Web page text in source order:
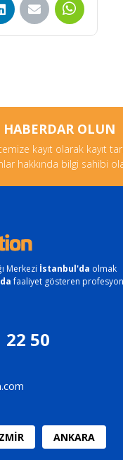
OLUN
kayıt olarak kayıt
hakkında bilgi sahibi
Merkezi İstanbul'da olmak
faaliyet gösteren
22 50
ANKARA